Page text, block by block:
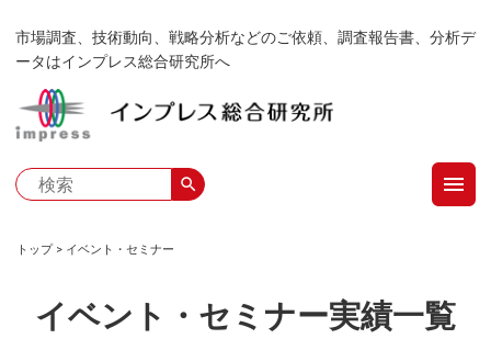
ン
ン
市場調査、技術動向、戦略分析などのご依頼、調査報告書、分析デ
ータはインプレス総合研究所へ
search menu
トップ イベント・セミナー
イベント・セミナー実績一覧